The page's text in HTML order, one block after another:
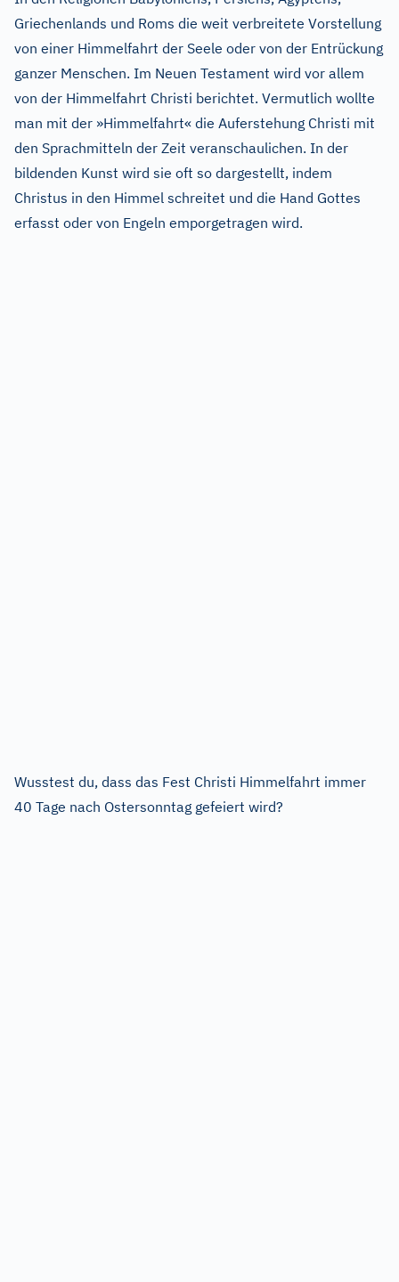
Griechenlands und Roms die weit verbreitete Vorstellung
von einer Himmelfahrt der Seele oder von der Entrückung
ganzer Menschen. Im Neuen Testament wird vor allem
von der Himmelfahrt Christi berichtet. Vermutlich wollte
man mit der »Himmelfahrt« die Auferstehung Christi mit
den Sprachmitteln der Zeit veranschaulichen. In der
bildenden Kunst wird sie oft so dargestellt, indem
Christus in den Himmel schreitet und die Hand Gottes
erfasst oder von Engeln emporgetragen wird.
Wusstest du, dass das Fest Christi Himmelfahrt immer
40 Tage nach Ostersonntag gefeiert wird?